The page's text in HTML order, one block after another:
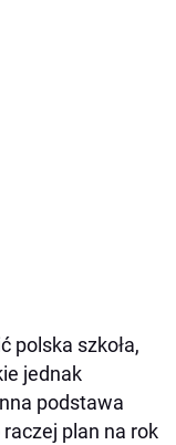
polska szkoła,
jednak
podstawa
plan na rok